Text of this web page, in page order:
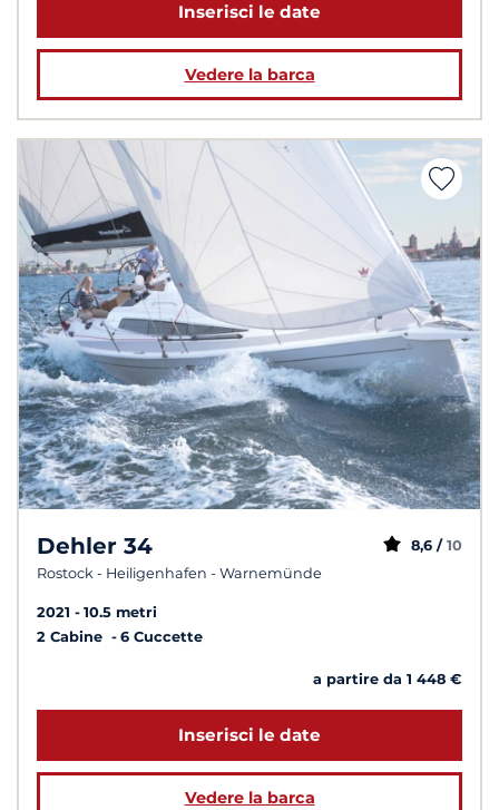
Inserisci le date
Vedere la barca
Dehler 34
Rostock - Heiligenhafen - Warnemünde
8,6 / 10
2021
10.5 metri
2 Cabine
6 Cuccette
a partire da 1 448 €
Inserisci le date
Vedere la barca